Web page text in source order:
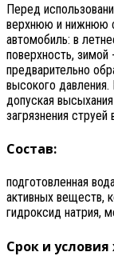
Перед
верхнюю и нижнюю
автомобиль: в
поверхность, зимой
предварительно
высокого
допуская
загрязнения
Состав:
подготовленная
активных веществ,
гидроксид натрия,
Срок и условия